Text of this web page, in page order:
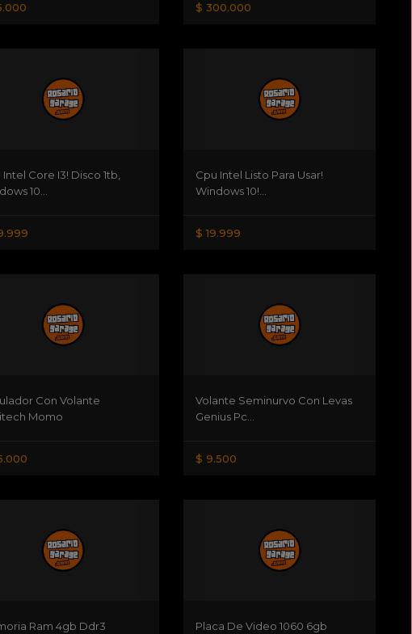
$ 300.000
Intel Core I3! Disco 1tb,
10...
Cpu Intel Listo Para Usar!
Windows 10!...
$ 19.999
Con Volante
Momo
Volante Seminurvo Con Levas
Genius Pc...
$ 9.500
Ram 4gb Ddr3 Placa De Video 1060 6gb